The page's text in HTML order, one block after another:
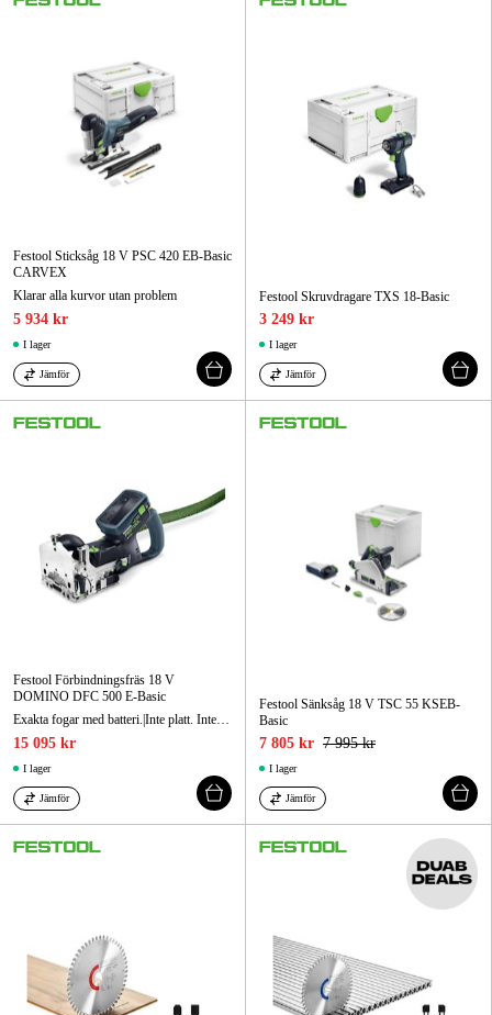
Festool Sticksåg 18 V PSC 420 EB-Basic
CARVEX
Klarar alla kurvor utan problem
5 934 kr
I lager
Jämför
Festool Skruvdragare TXS 18-Basic
3 249 kr
I lager
Jämför
Festool Förbindningsfräs 18 V
DOMINO DFC 500 E-Basic
15 095 kr
I lager
Jämför
Festool Sänksåg 18 V TSC 55 KSEB-
Basic
7 805 kr 7 995 kr
I lager
Jämför